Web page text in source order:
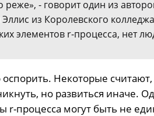
- говорит один из
из Королевского
элементов r-процесса, нет
Некоторые считают,
но развиться иначе.
r-процесса могут быть не